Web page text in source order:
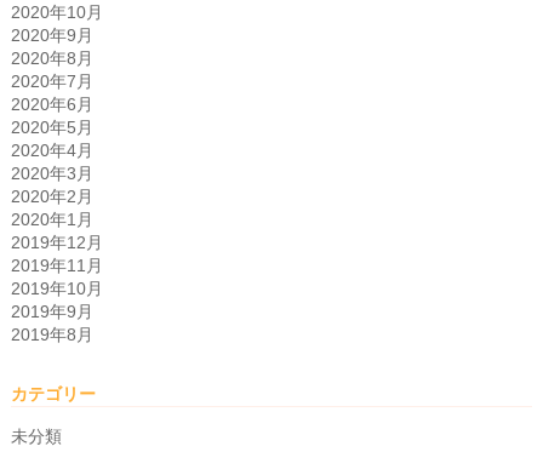
2020年10月
2020年9月
2020年8月
2020年7月
2020年6月
2020年5月
2020年4月
2020年3月
2020年2月
2020年1月
2019年12月
2019年11月
2019年10月
2019年9月
2019年8月
カテゴリー
未分類